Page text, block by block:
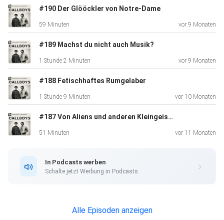
nicht ewig durchhalte und betone ebenfalls nochmal, dass
ich auch
#190 Der Glööckler von Notre-Dame
59 Minuten vor 9 Monaten
#189 Machst du nicht auch Musik?
1 Stunde 2 Minuten vor 9 Monaten
#188 Fetischhaftes Rumgelaber
1 Stunde 9 Minuten vor 10 Monaten
#187 Von Aliens und anderen Kleingeistern
51 Minuten vor 11 Monaten
In Podcasts werben
Schalte jetzt Werbung in Podcasts.
Alle Episoden anzeigen